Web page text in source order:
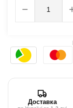
Доставка